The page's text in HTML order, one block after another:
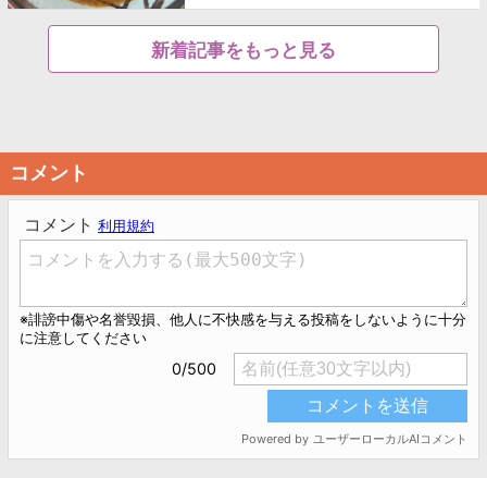
新着記事をもっと見る
コメント